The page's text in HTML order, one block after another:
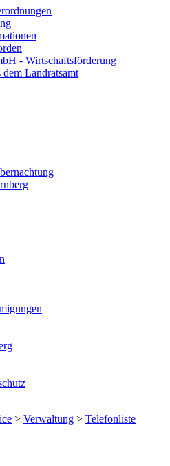
- Wirtschaftsförderung
Landratsamt
> Verwaltung > Telefonliste